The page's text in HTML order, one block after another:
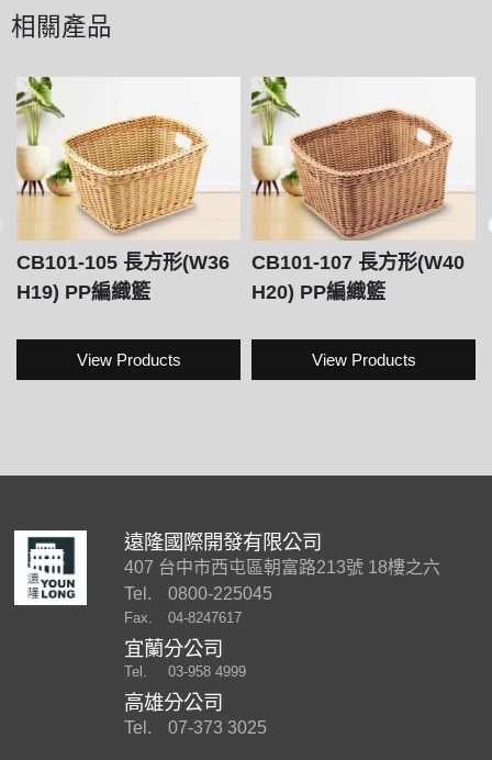
相關產品
CB101-105 長方形(W36
H19) PP編織籃
View Products
CB101-107 長方形(W40
H20) PP編織籃
View Products
遠隆國際開發有限公司
407 台中市西屯區朝富路213號 18樓之六
Tel.
0800-225045
Fax. 04-8247617
宜蘭分公司
Tel. 03-958 4999
高雄分公司
Tel. 07-373 3025